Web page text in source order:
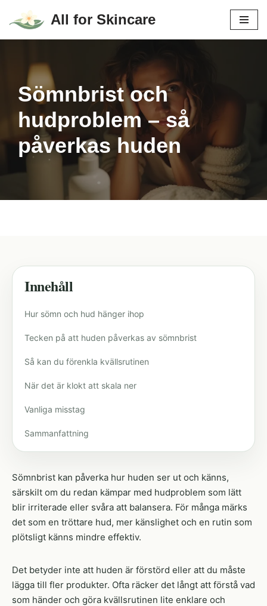
Hoppa
All for Skincare
Sömnbrist och
hudproblem – så
påverkas huden
Innehåll
Hur sömn och hud hänger ihop
Tecken på att huden påverkas av sömnbrist
Så kan du förenkla kvällsrutinen
När det är klokt att skala ner
Vanliga misstag
Sammanfattning
Sömnbrist kan påverka hur huden ser ut och känns,
särskilt om du redan kämpar med hudproblem som lätt
blir irriterade eller svåra att balansera. För många märks
det som en tröttare hud, mer känslighet och en rutin som
plötsligt känns mindre effektiv.
Det betyder inte att huden är förstörd eller att du måste
lägga till fler produkter. Ofta räcker det långt att förstå vad
som händer och göra kvällsrutinen lite enklare och